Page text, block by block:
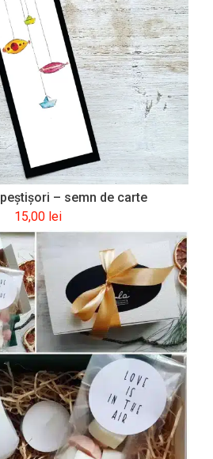
– semn de carte
15,00 lei